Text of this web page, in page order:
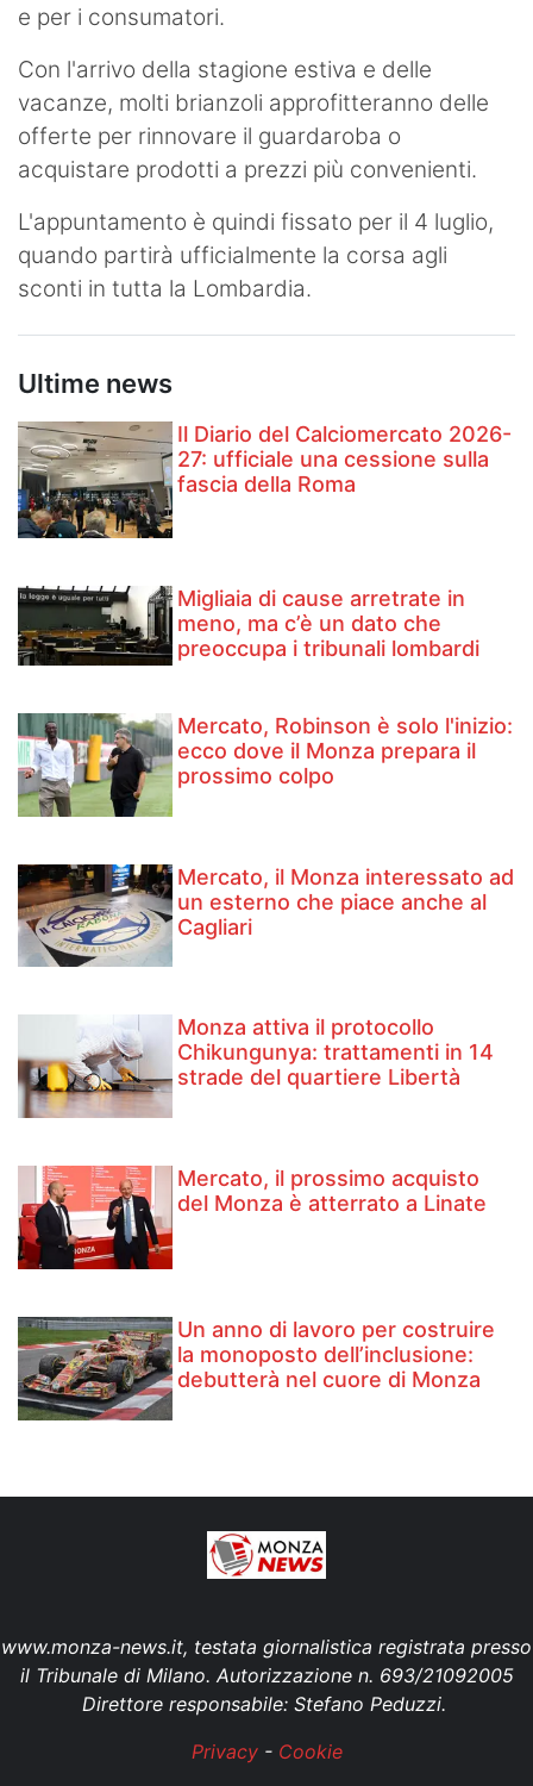
e per i consumatori.
Con l'arrivo della stagione estiva e delle
vacanze, molti brianzoli approfitteranno delle
offerte per rinnovare il guardaroba o
acquistare prodotti a prezzi più convenienti.
L'appuntamento è quindi fissato per il 4 luglio,
quando partirà ufficialmente la corsa agli
sconti in tutta la Lombardia.
Ultime news
Il Diario del Calciomercato 2026-
27: ufficiale una cessione sulla
fascia della Roma
Migliaia di cause arretrate in
meno, ma c’è un dato che
preoccupa i tribunali lombardi
Mercato, Robinson è solo l'inizio:
ecco dove il Monza prepara il
prossimo colpo
Mercato, il Monza interessato ad
un esterno che piace anche al
Cagliari
Monza attiva il protocollo
Chikungunya: trattamenti in 14
strade del quartiere Libertà
Mercato, il prossimo acquisto
del Monza è atterrato a Linate
Un anno di lavoro per costruire
la monoposto dell’inclusione:
debutterà nel cuore di Monza
www.monza-news.it, testata giornalistica registrata presso
il Tribunale di Milano. Autorizzazione n. 693/21092005
Direttore responsabile: Stefano Peduzzi.
Privacy- Cookie